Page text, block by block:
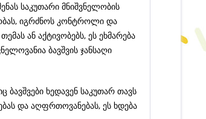
საკუთარი მნიშვნელობის
იგრძნოს კონტროლი და
ან აქტივობებს, ეს ეხმარება
ბავშვის ჯანსაღი
ხედავენ საკუთარ თავს
და აღფრთოვანებას, ეს ხდება